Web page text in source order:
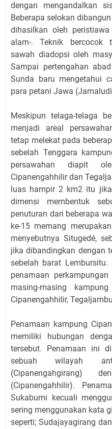
dengan mengandalkan
Beberapa selokan
dihasilkan oleh
alam-. Teknik bercocok
sawah diadopsi oleh
Sampai pertengahan
Sunda baru mengetahui
para petani Jawa
Meskipun telaga-telaga
menjadi areal
tetap melekat pada
sebelah Tenggara
persawahan diapit
Cipanengahhilir dan
luas hampir 2 km2 itu
dimensi membentuk
penuturan dari beberapa
ke-15 memang
menyebutnya Situgedé,
jika dibandingkan dengan
sebelah barat
penamaan
masing-masing
Cipanengahhilir,
Penamaan kampung
memiliki hubungan
tersebut. Penamaan ini
sebuah wilayah
(Cipanengahgirang)
(Cipanengahhilir).
Sukabumi kecuali
sering menggunakan kata
seperti; Sudajayagirang